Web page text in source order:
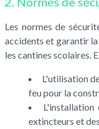
Les normes de
accidents et garantir la
les cantines scolaires.
L'utilisation
feu pour la
L'installation
extincteurs et